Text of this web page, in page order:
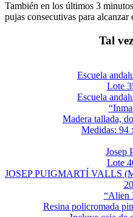
También en los últimos 3
pujas consecutivas para alcanzar
Tal
Escuela
Lote
Escuela
Madera tallada,
Medidas: 94
Josep
Lote
JOSEP PUIGMARTÍ VALLS
“Alien
Resina policromada